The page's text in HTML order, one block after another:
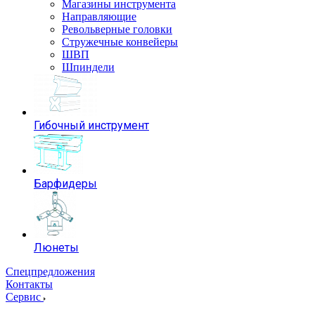
Магазины инструмента
Направляющие
Револьверные головки
Стружечные конвейеры
ШВП
Шпиндели
Гибочный инструмент
Барфидеры
Люнеты
Спецпредложения
Контакты
Сервис